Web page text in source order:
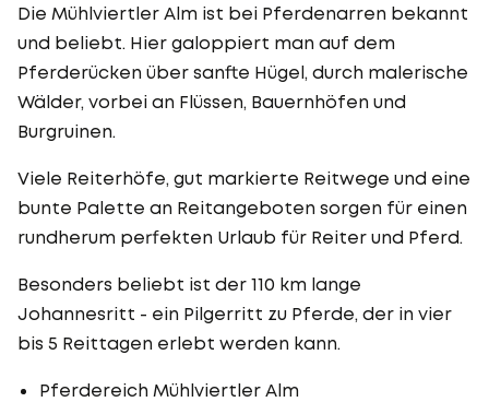
Die Mühlviertler Alm ist bei Pferdenarren bekannt
und beliebt. Hier galoppiert man auf dem
Pferderücken über sanfte Hügel, durch malerische
Wälder, vorbei an Flüssen, Bauernhöfen und
Burgruinen.
Viele Reiterhöfe, gut markierte Reitwege und eine
bunte Palette an Reitangeboten sorgen für einen
rundherum perfekten Urlaub für Reiter und Pferd.
Besonders beliebt ist der 110 km lange
Johannesritt - ein Pilgerritt zu Pferde, der in vier
bis 5 Reittagen erlebt werden kann.
Pferdereich Mühlviertler Alm